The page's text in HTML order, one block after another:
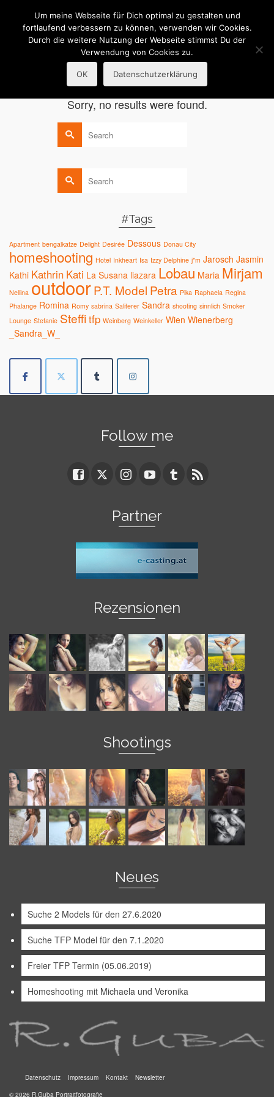
R.Guba
Portraitfotografie
Sorry, no results were found.
Search
for:
Search
for:
#Tags
Apartment bengalkatze Delight Desirée Dessous Donau City
homeshooting Hotel Inkheart Isa Izzy Delphine j*m Jarosch Jasmin
Kathi Kathrin Kati La Susana liazara Lobau Maria Mirjam
Nellina outdoorP.T. Model Petra Pika Raphaela Regina
Phalange Romina Romy sabrina Saliterer Sandra shooting sinnlich Smoker
Lounge Stefanie Steffitfp Weinberg Weinkeller Wien Wienerberg
_Sandra_W_
Follow me
Partner
Rezensionen
Shootings
Neues
Suche 2 Models für den 27.6.2020
Suche TFP Model für den 7.1.2020
Freier TFP Termin (05.06.2019)
Homeshooting mit Michaela und Veronika
Datenschutz Impressum Kontakt
Newsletter
© 2026 R.Guba Portraitfotografie
Um meine Webseite für Dich optimal zu gestalten und
fortlaufend verbessern zu können, verwenden wir Cookies.
Durch die weitere Nutzung der Webseite stimmst Du der
Verwendung von Cookies zu.
OK Datenschutzerklärung